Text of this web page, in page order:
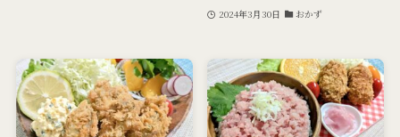
2024年3月30日 おかず